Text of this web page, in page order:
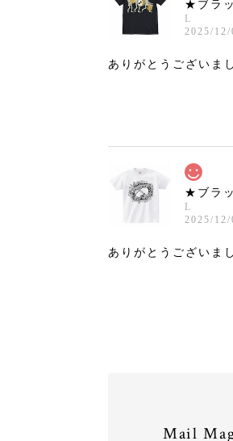
★ブラ
L
2025/12/
ありがとうございま
★ブラ
L
2025/12/
ありがとうございま
Mail